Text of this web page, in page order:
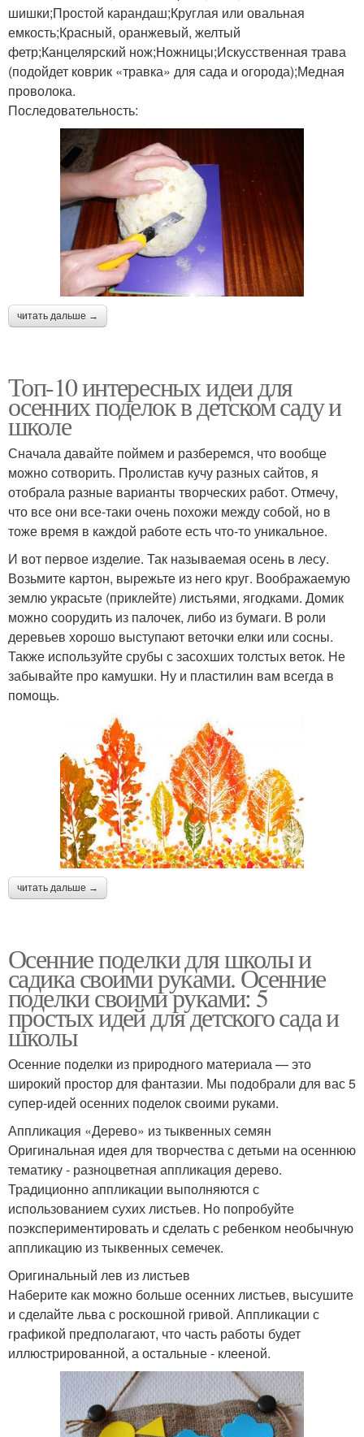
шишки;Простой карандаш;Круглая или овальная
емкость;Красный, оранжевый, желтый
фетр;Канцелярский нож;Ножницы;Искусственная трава
(подойдет коврик «травка» для сада и огорода);Медная
проволока.
Последовательность:
читать дальше →
Топ-10 интересных идеи для
осенних поделок в детском саду и
школе
Сначала давайте поймем и разберемся, что вообще
можно сотворить. Пролистав кучу разных сайтов, я
отобрала разные варианты творческих работ. Отмечу,
что все они все-таки очень похожи между собой, но в
тоже время в каждой работе есть что-то уникальное.
И вот первое изделие. Так называемая осень в лесу.
Возьмите картон, вырежьте из него круг. Воображаемую
землю украсьте (приклейте) листьями, ягодками. Домик
можно соорудить из палочек, либо из бумаги. В роли
деревьев хорошо выступают веточки елки или сосны.
Также используйте срубы с засохших толстых веток. Не
забывайте про камушки. Ну и пластилин вам всегда в
помощь.
читать дальше →
Осенние поделки для школы и
садика своими руками. Осенние
поделки своими руками: 5
простых идей для детского сада и
школы
Осенние поделки из природного материала — это
широкий простор для фантазии. Мы подобрали для вас 5
супер-идей осенних поделок своими руками.
Аппликация «Дерево» из тыквенных семян
Оригинальная идея для творчества с детьми на осеннюю
тематику - разноцветная аппликация дерево.
Традиционно аппликации выполняются с
использованием сухих листьев. Но попробуйте
поэкспериментировать и сделать с ребенком необычную
аппликацию из тыквенных семечек.
Оригинальный лев из листьев
Наберите как можно больше осенних листьев, высушите
и сделайте льва с роскошной гривой. Аппликации с
графикой предполагают, что часть работы будет
иллюстрированной, а остальные - клееной.